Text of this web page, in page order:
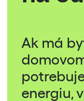
Ak má
energiu,